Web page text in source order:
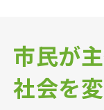
市民が
社会を